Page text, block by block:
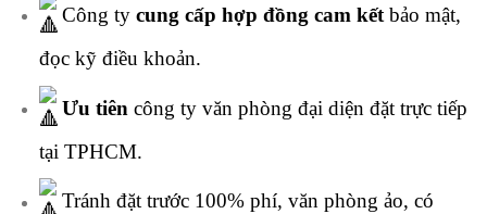
Công ty cung cấp hợp đồng cam kếtbảo mật,
đọc kỹ điều khoản.
Ưu tiên công ty văn phòng đại diện đặt trực tiếp
tại TPHCM.
Tránh đặt trước 100% phí, văn phòng ảo, có